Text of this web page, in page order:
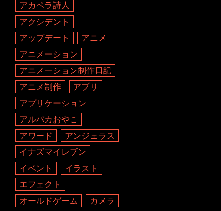
アカペラ詩人
アクシデント
アップデート
アニメ
アニメーション
アニメーション制作日記
アニメ制作
アプリ
アプリケーション
アルパカおやこ
アワード
アンジェラス
イナズマイレブン
イベント
イラスト
エフェクト
オールドゲーム
カメラ